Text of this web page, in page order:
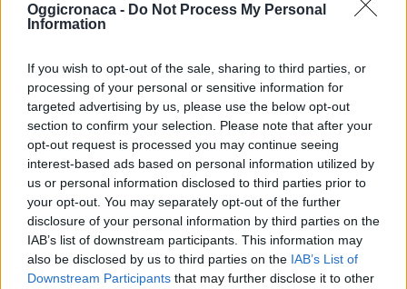
Oggicronaca - Do Not Process My Personal
Information
If you wish to opt-out of the sale, sharing to third parties, or
processing of your personal or sensitive information for
targeted advertising by us, please use the below opt-out
section to confirm your selection. Please note that after your
opt-out request is processed you may continue seeing
interest-based ads based on personal information utilized by
us or personal information disclosed to third parties prior to
your opt-out. You may separately opt-out of the further
disclosure of your personal information by third parties on the
IAB’s list of downstream participants. This information may
also be disclosed by us to third parties on the IAB’s List of
Downstream Participants that may further disclose it to other
WhatsApp
Correlati
Ancora uno
sversamento
idrocarburi vicino a
Installato un sistema
di controllo
elettronico per evitare